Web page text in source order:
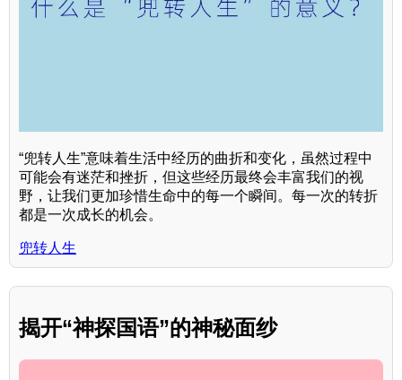
“兜转人生”意味着生活中经历的曲折和变化，虽然过程中
可能会有迷茫和挫折，但这些经历最终会丰富我们的视
野，让我们更加珍惜生命中的每一个瞬间。每一次的转折
都是一次成长的机会。
兜转人生
揭开“神探国语”的神秘面纱